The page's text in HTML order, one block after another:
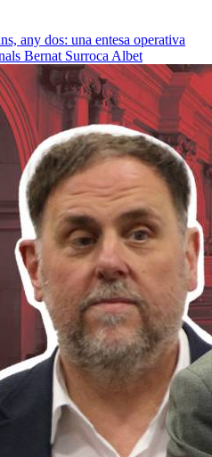
any dos: una entesa operativa
Bernat Surroca Albet